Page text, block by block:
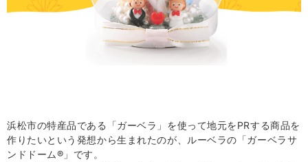
浜松市の特産品である「ガーベラ」を使って地元をPRする商品を
作りたいという発想から生まれたのが、ルーベラの「ガーベラサ
ンドドーム® 」です。